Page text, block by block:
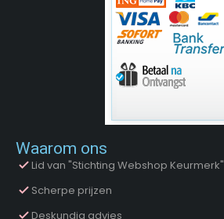
Waarom ons
Lid van "Stichting Webshop Keurmerk"
Scherpe prijzen
Deskundig advies